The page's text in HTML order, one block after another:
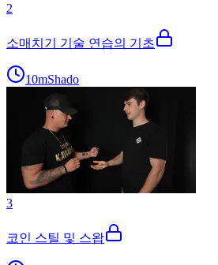
2
소매치기 기술 연습의 기초
10mShado
3
코인 스틸 및 스왑